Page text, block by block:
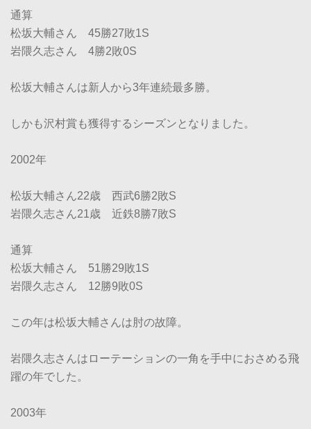
通算
松坂大輔さん 45勝27敗1S
岩隈久志さん 4勝2敗0S
松坂大輔さんは新人から3年連続最多勝。
しかも沢村賞も獲得するシーズンとなりました。
2002年
松坂大輔さん22歳 西武6勝2敗S
岩隈久志さん21歳 近鉄8勝7敗S
通算
松坂大輔さん 51勝29敗1S
岩隈久志さん 12勝9敗0S
この年は松坂大輔さんは肘の故障。
岩隈久志さんはローテーションの一角を手中におさめる飛
躍の年でした。
2003年